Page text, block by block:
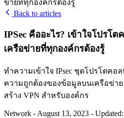
Back to articles
IPSec คืออะไร? เข้าใจโปรโ
เครือข่ายที่ทุกองค์กรต้องรู้
ทำความเข้าใจ IPsec ชุดโปรโตคอ
ความถูกต้องของข้อมูลบนเครือข่าย
สร้าง VPN สำหรับองค์กร
Network - August 13, 2023 -